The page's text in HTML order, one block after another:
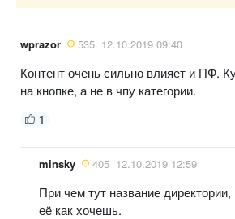
wprazor 535 12.10.2019 09:40
Контент очень сильно влияет и ПФ.
на кнопке, а не в чпу категории.
1
minsky 405 12.10.2019 12:59
При чем тут название
её как хочешь.